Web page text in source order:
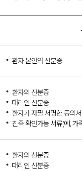
환자 본인의 신분증
환자의 신분증
대리인 신분증
환자가 자필 서명한 동의서
친족 확인가능 서류(예, 가
환자의 신분증
대리인 신분증